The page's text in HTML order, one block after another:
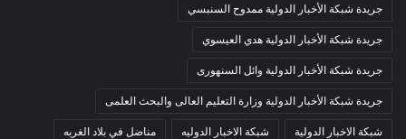
جريدة شبكة الأخبار الدولية ممدوح السنبسي
جريدة شبكة الأخبار الدولية هدي العيسوي
جريدة شبكة الأخبار الدولية وائل السنهورى
جريدة شبكة الأخبار الدولية وزارة التعليم العالى والبحث العلمى
شبكة الاخبار الدولية شبكة الاخبار الدوليه مناضل في بلاد الغربه